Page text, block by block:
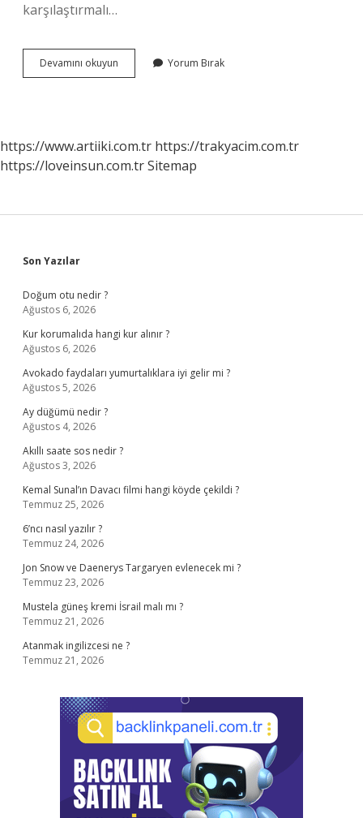
karşılaştırmalı…
Devamını okuyun Neoklasik
Büyüme
Yorum Bırak
https://www.artiiki.com.tr https://trakyacim.com.tr
https://loveinsun.com.trSitemap
Sidebar
Son Yazılar
Doğum otu nedir ?
Ağustos 6, 2026
Kur korumalıda hangi kur alınır ?
Ağustos 6, 2026
Avokado faydaları yumurtalıklara iyi gelir mi ?
Ağustos 5, 2026
Ay düğümü nedir ?
Ağustos 4, 2026
Akıllı saate sos nedir ?
Ağustos 3, 2026
Kemal Sunal’ın Davacı filmi hangi köyde çekildi ?
Temmuz 25, 2026
6’ncı nasıl yazılır ?
Temmuz 24, 2026
Jon Snow ve Daenerys Targaryen evlenecek mi ?
Temmuz 23, 2026
Mustela güneş kremi İsrail malı mı ?
Temmuz 21, 2026
Atanmak ingilizcesi ne ?
Temmuz 21, 2026